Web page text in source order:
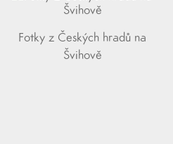
Fotky z Českých hradů na
Švihově